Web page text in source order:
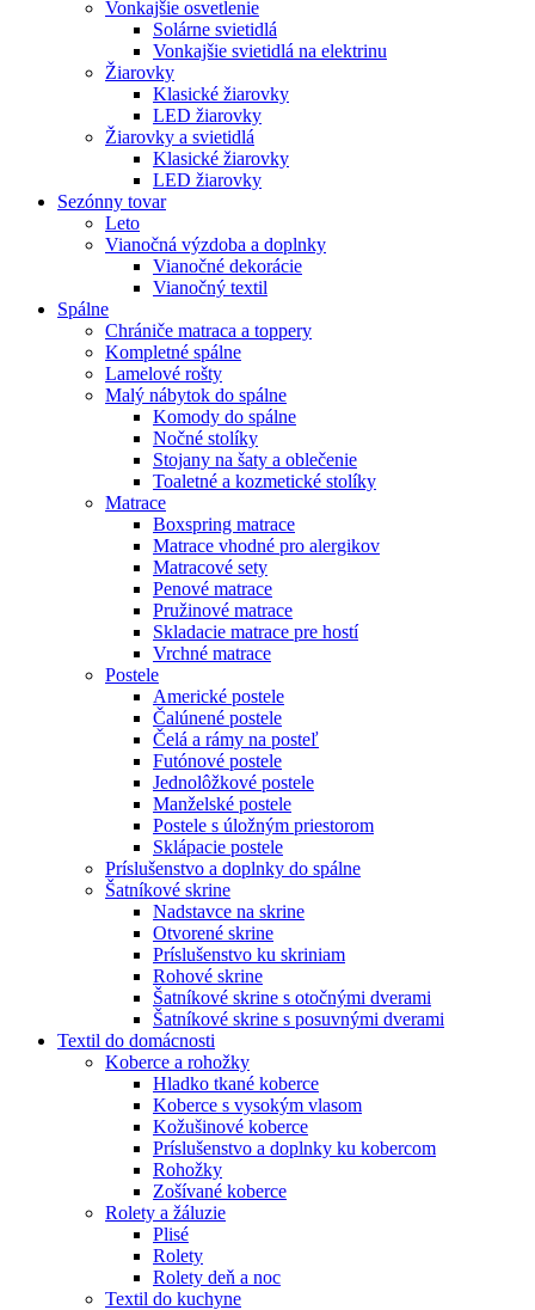
Vonkajšie osvetlenie
Solárne svietidlá
Vonkajšie svietidlá na elektrinu
Žiarovky
Klasické žiarovky
LED žiarovky
Žiarovky a svietidlá
Klasické žiarovky
LED žiarovky
Sezónny tovar
Leto
Vianočná výzdoba a doplnky
Vianočné dekorácie
Vianočný textil
Spálne
Chrániče matraca a toppery
Kompletné spálne
Lamelové rošty
Malý nábytok do spálne
Komody do spálne
Nočné stolíky
Stojany na šaty a oblečenie
Toaletné a kozmetické stolíky
Matrace
Boxspring matrace
Matrace vhodné pro alergikov
Matracové sety
Penové matrace
Pružinové matrace
Skladacie matrace pre hostí
Vrchné matrace
Postele
Americké postele
Čalúnené postele
Čelá a rámy na posteľ
Futónové postele
Jednolôžkové postele
Manželské postele
Postele s úložným priestorom
Sklápacie postele
Príslušenstvo a doplnky do spálne
Šatníkové skrine
Nadstavce na skrine
Otvorené skrine
Príslušenstvo ku skriniam
Rohové skrine
Šatníkové skrine s otočnými dverami
Šatníkové skrine s posuvnými dverami
Textil do domácnosti
Koberce a rohožky
Hladko tkané koberce
Koberce s vysokým vlasom
Kožušinové koberce
Príslušenstvo a doplnky ku kobercom
Rohožky
Zošívané koberce
Rolety a žáluzie
Plisé
Rolety
Rolety deň a noc
Textil do kuchyne